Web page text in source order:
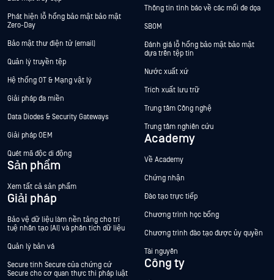
Phát hiện lỗ hổng bảo mật bảo mật
Zero-Day
Bảo mật thư điện tử (email)
Quản lý truyền tệp
Hệ thống OT & Mạng vật lý
Giải pháp đa miền
Data Diodes & Security Gateways
Giải pháp OEM
Quét mã độc di động
Sản phẩm
Xem tất cả sản phẩm
Giải pháp
Bảo vệ dữ liệu làm nền tảng cho trí
tuệ nhân tạo (AI) và phân tích dữ liệu
Quản lý bản vá
Secure tính Secure của chứng cứ
Secure cho cơ quan thực thi pháp luật
Thông tin tình báo về các mối đe dọa
SBOM
Đánh giá lỗ hổng bảo mật bảo mật
dựa trên tệp tin
Nước xuất xứ
Trích xuất lưu trữ
Trung tâm Công nghệ
Trung tâm nghiên cứu
Academy
Về Academy
Chứng nhận
Đào tạo trực tiếp
Chương trình học bổng
Chương trình đào tạo được ủy quyền
Tài nguyên
Công ty